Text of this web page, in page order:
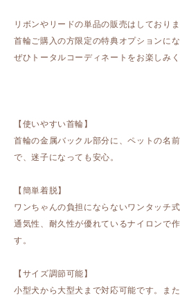
リボンやリードの単品の販売はしており
首輪ご購入の方限定の特典オプションにな
ぜひトータルコーディネートをお楽しみく
【使いやすい首輪】
首輪の金属バックル部分に、ペットの名
で、迷子になっても安心。
【簡単着脱】
ワンちゃんの負担にならないワンタッチ式
通気性、耐久性が優れているナイロンで
す。
【サイズ調節可能】
小型犬から大型犬まで対応可能です。ま